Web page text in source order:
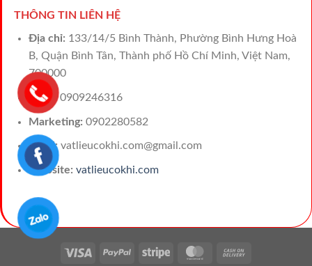
THÔNG TIN LIÊN HỆ
Địa chỉ: 133/14/5 Bình Thành, Phường Bình Hưng Hoà
B, Quận Bình Tân, Thành phố Hồ Chí Minh, Việt Nam,
700000
Sales: 0909246316
Marketing: 0902280582
Email:vatlieucokhi.com@gmail.com
Website: vatlieucokhi.com